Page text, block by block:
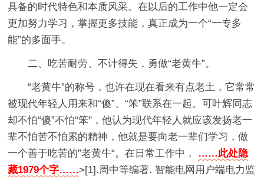
具备的时代特色和本质风采。在以后的工作中他一定会
更加努力学习，掌握更多技能，真正成为一个“一专多
能”的多面手。
二、吃苦耐劳、不计得失，勇做“老黄牛”。
“老黄牛”的称号，也许在现在看来有点老土，它常常
被现代年轻人用来和“傻”、“笨”联系在一起。可叶辉同志
却不怕“傻”不怕“笨"，他认为现代年轻人就应该发扬老一
辈不怕苦不怕累的精神，他就是要向老一辈们学习，做
一个善于吃苦的”老黄牛“。在日常工作中， ……此处隐
藏1979个字……>[1].周中等编著. 智能电网用户端电力监